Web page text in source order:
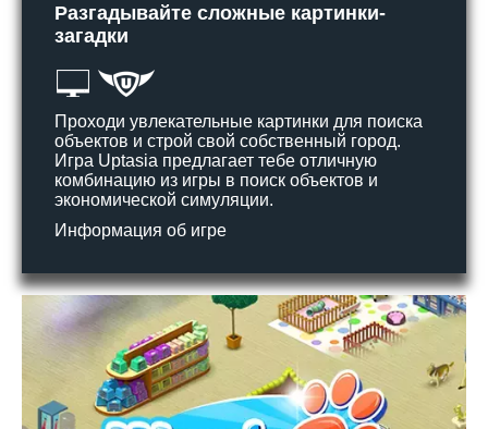
Разгадывайте сложные картинки-
загадки
Проходи увлекательные картинки для поиска
объектов и строй свой собственный город.
Игра Uptasia предлагает тебе отличную
комбинацию из игры в поиск объектов и
экономической симуляции.
Информация об игре